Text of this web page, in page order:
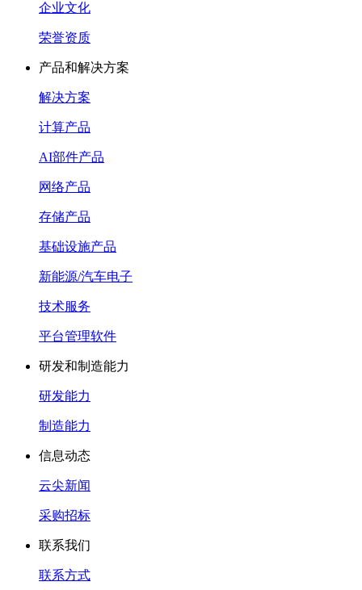
企业文化
荣誉资质
产品和解决方案
解决方案
计算产品
AI部件产品
网络产品
存储产品
基础设施产品
新能源/汽车电子
技术服务
平台管理软件
研发和制造能力
研发能力
制造能力
信息动态
云尖新闻
采购招标
联系我们
联系方式